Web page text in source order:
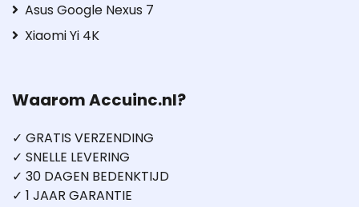
Asus Google Nexus 7
Xiaomi Yi 4K
Waarom Accuinc.nl?
✓ GRATIS VERZENDING
✓ SNELLE LEVERING
✓ 30 DAGEN BEDENKTIJD
✓ 1 JAAR GARANTIE